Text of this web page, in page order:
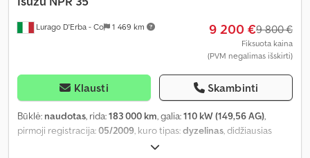
Lurago D'Erba - Co 1 469 km 9 200 €9 800 €
Fiksuota kaina
(PVM negalimas išskirti)
Klausti Skambinti
Būklė: naudotas, rida:183 000 km, galia:110 kW (149,56 AG),
pirmoji registracija:05/2009, kuro tipas:dyzelinas, didžiausias
, bendras svoris: